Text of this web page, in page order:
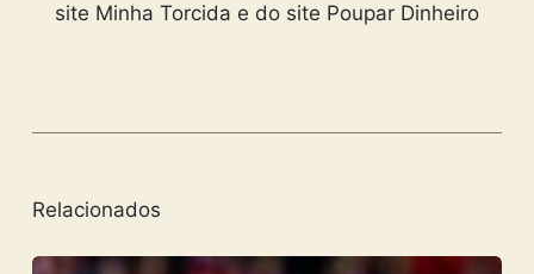
site Minha Torcida e do site Poupar Dinheiro
Relacionados